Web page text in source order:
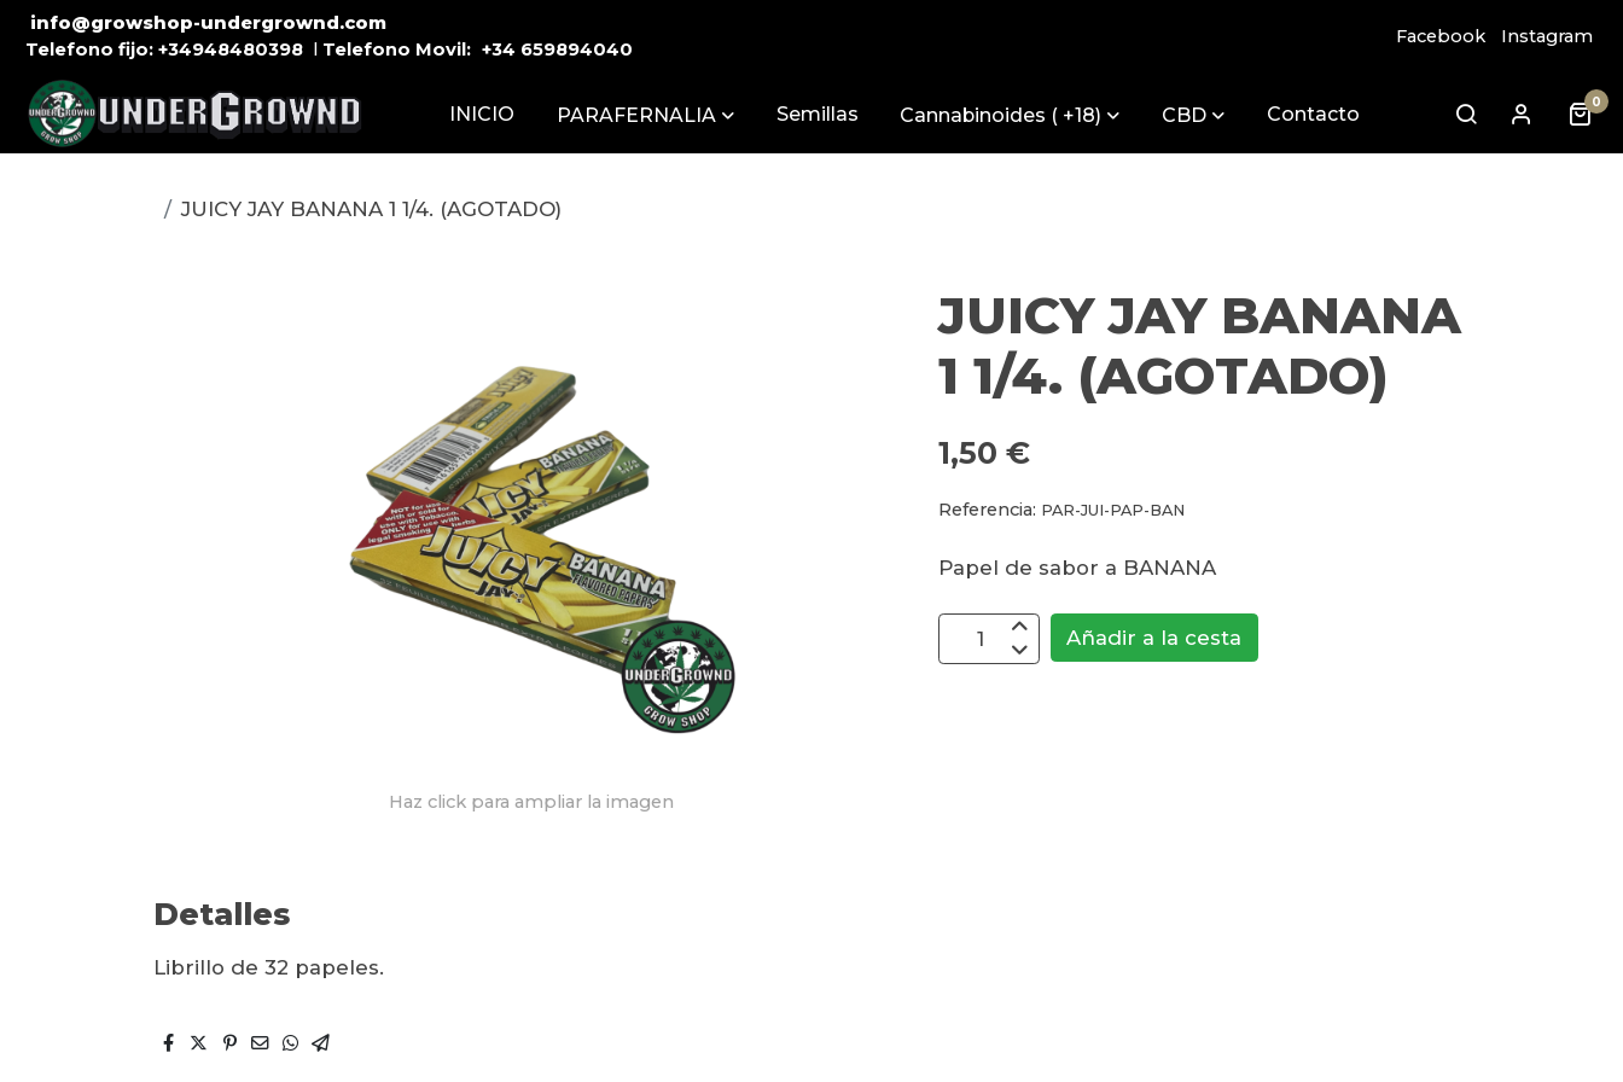
info@growshop-undergrownd.com
Telefono fijo: +34948480398 Telefono Movil: +34 659894040
Facebook Instagram
INICIO PARAFERNALIA Semillas Cannabinoides ( +18) CBD Contacto
0
JUICY JAY BANANA 1 1/4. (AGOTADO)
Haz click para ampliar la imagen
Detalles
Librillo de 32 papeles.
JUICY JAY BANANA
1 1/4. (AGOTADO)
1,50 €
Referencia: PAR-JUI-PAP-BAN
Papel de sabor a BANANA
Añadir a la cesta